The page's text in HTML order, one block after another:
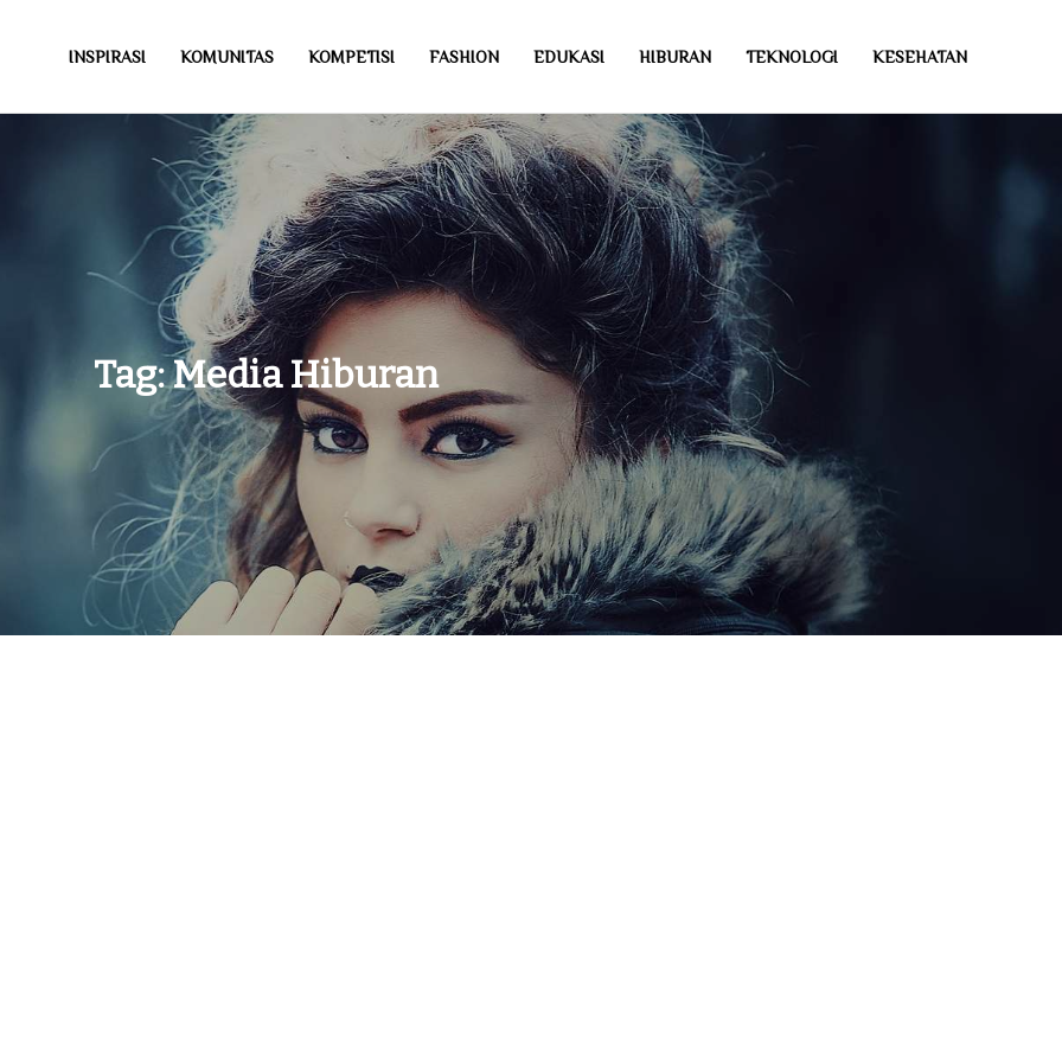
INSPIRASI KOMUNITAS KOMPETISI FASHION EDUKASI HIBURAN TEKNOLOGI KESEHATAN
Tag:Media Hiburan